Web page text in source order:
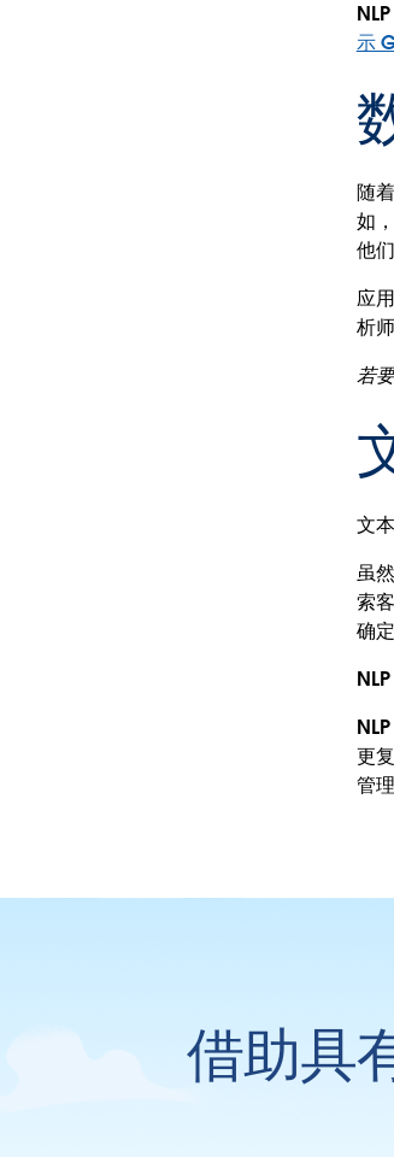
示
随
如
他
应
析
若
文
虽
索
确
更
管
借助具